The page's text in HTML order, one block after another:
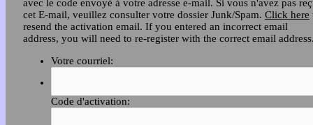
avec le code envoyé à votre adresse e-mail. Si vous n'avez pas
cet E-mail, veuillez consulter votre dossier Junk/Spam. Click here
resend the activation email. If you entered an incorrect email
address, you will need to re-register with the correct email
Votre courriel:
Code d'activation: